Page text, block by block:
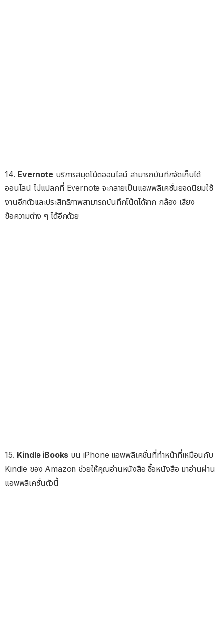
14. Evernote บริการสมุดโน้ตออนไลน์ สามารถบันทึกจัดเก็บได้
ออนไลน์ ไม่แปลกที่ Evernote จะกลายเป็นแอพพลิเคชั่นยอดนิยมใช้
งานอีกตัวและประสิทธิภาพสามารถบันทึกโน้ตได้จาก กล้อง เสียง
ข้อความต่าง ๆ ได้อีกด้วย
15. Kindle iBooks บน iPhone แอพพลิเคชั่นที่ทำหน้าที่เหมือนกับ
Kindle ของ Amazon ช่วยให้คุณอ่านหนังสือ ซื้อหนังสือ มาอ่านผ่าน
แอพพลิเคชั่นตัวนี้